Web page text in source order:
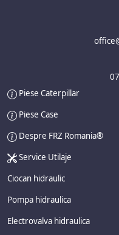
Piese Caterpillar
Piese Case
Despre FRZ Romania®
Service Utilaje
Ciocan hidraulic
Pompa hidraulica
Electrovalva hidraulica